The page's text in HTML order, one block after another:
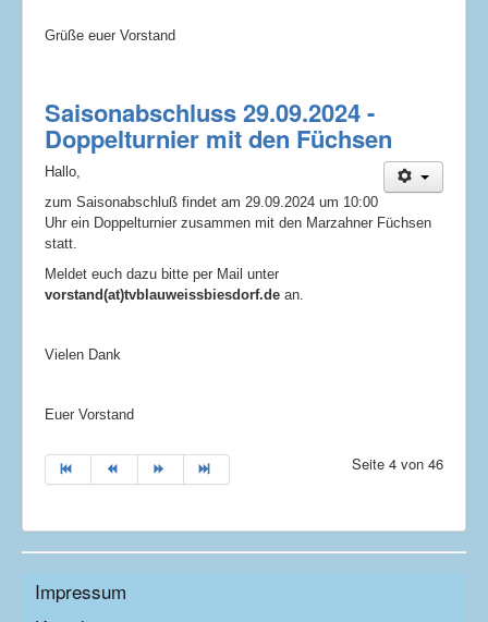
Grüße euer Vorstand
Saisonabschluss 29.09.2024 -
Doppelturnier mit den Füchsen
Hallo,
zum Saisonabschluß findet am 29.09.2024 um 10:00
Uhr ein Doppelturnier zusammen mit den Marzahner Füchsen
statt.
Meldet euch dazu bitte per Mail unter
vorstand(at)tvblauweissbiesdorf.de an.
Vielen Dank
Euer Vorstand
Seite 4 von 46
Impressum